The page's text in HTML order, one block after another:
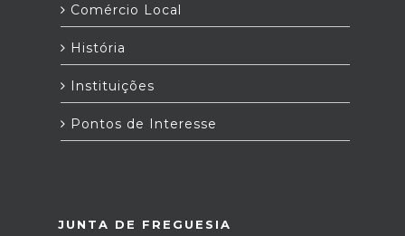
Comércio Local
História
Instituições
Pontos de Interesse
JUNTA DE FREGUESIA